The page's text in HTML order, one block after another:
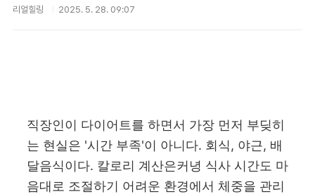
리얼힐링 2025. 5. 28. 09:07
직장인이 다이어트를 하면서 가장 먼저 부딪히
는 현실은 '시간 부족'이 아니다. 회식, 야근, 배
달음식이다. 칼로리 계산은커녕 식사 시간도 마
음대로 조절하기 어려운 환경에서 체중을 관리